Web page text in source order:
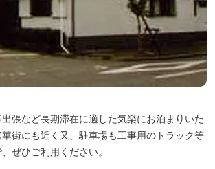
張など長期滞在に適した気楽にお泊まりいた
街にも近く又、駐車場も工事用のトラック等
ぜひご利用ください。